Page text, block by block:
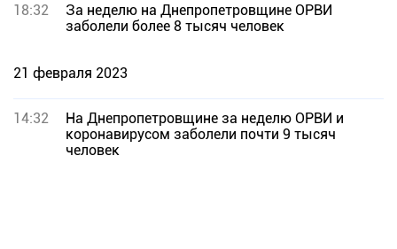
18:32
За неделю на Днепропетровщине ОРВИ
заболели более 8 тысяч человек
21 февраля 2023
14:32
На Днепропетровщине за неделю ОРВИ и
коронавирусом заболели почти 9 тысяч
человек